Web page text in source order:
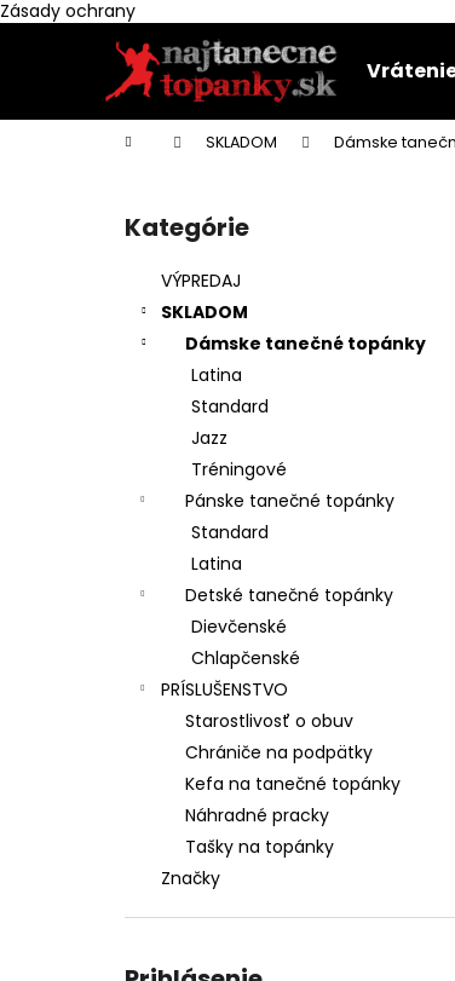
Zásady ochrany
Domov SKLADOM Dámske
Preskočiť
kategórie
Kategórie
VÝPREDAJ
SKLADOM
Dámske tanečné topánky
Latina
Standard
Jazz
Tréningové
Pánske tanečné topánky
Standard
Latina
Detské tanečné topánky
Dievčenské
Chlapčenské
PRÍSLUŠENSTVO
Starostlivosť o obuv
Chrániče na podpätky
Kefa na tanečné topánky
Náhradné pracky
Tašky na topánky
Značky
K
Späť
Späť